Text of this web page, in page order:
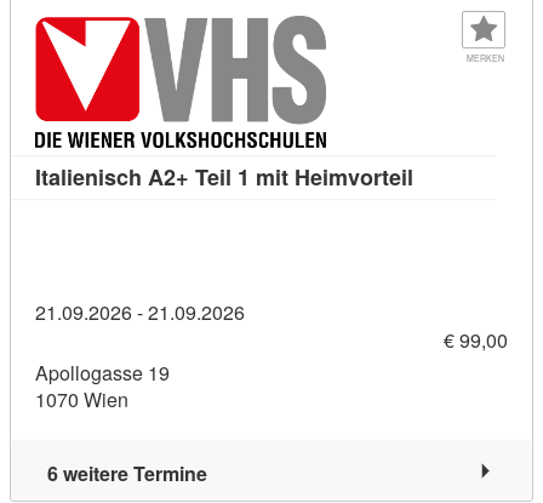
MERKEN
Italienisch A2+ Teil 1 mit Heimvorteil
21.09.2026 - 21.09.2026
€ 99,00
Apollogasse 19
1070 Wien
6 weitere Termine